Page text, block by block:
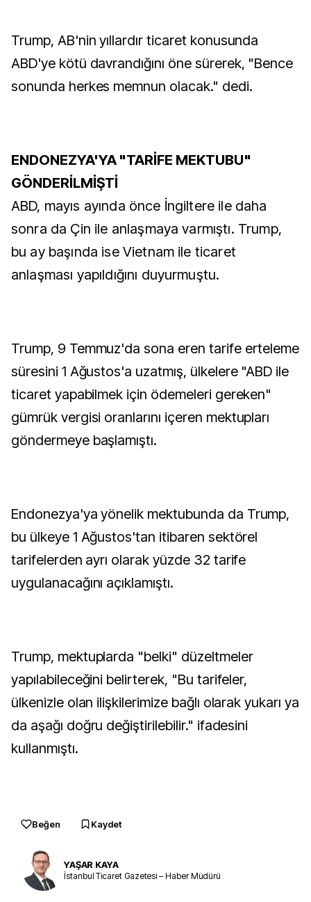
Trump, AB'nin yıllardır ticaret konusunda
ABD'ye kötü davrandığını öne sürerek, "Bence
sonunda herkes memnun olacak." dedi.
ENDONEZYA'YA "TARİFE MEKTUBU"
GÖNDERİLMİŞTİ
ABD, mayıs ayında önce İngiltere ile daha
sonra da Çin ile anlaşmaya varmıştı. Trump,
bu ay başında ise Vietnam ile ticaret
anlaşması yapıldığını duyurmuştu.
Trump, 9 Temmuz'da sona eren tarife erteleme
süresini 1 Ağustos'a uzatmış, ülkelere "ABD ile
ticaret yapabilmek için ödemeleri gereken"
gümrük vergisi oranlarını içeren mektupları
göndermeye başlamıştı.
Endonezya'ya yönelik mektubunda da Trump,
bu ülkeye 1 Ağustos'tan itibaren sektörel
tarifelerden ayrı olarak yüzde 32 tarife
uygulanacağını açıklamıştı.
Trump, mektuplarda "belki" düzeltmeler
yapılabileceğini belirterek, "Bu tarifeler,
ülkenizle olan ilişkilerimize bağlı olarak yukarı ya
da aşağı doğru değiştirilebilir." ifadesini
kullanmıştı.
Beğen Kaydet
YAŞAR KAYA
İstanbul Ticaret Gazetesi – Haber Müdürü